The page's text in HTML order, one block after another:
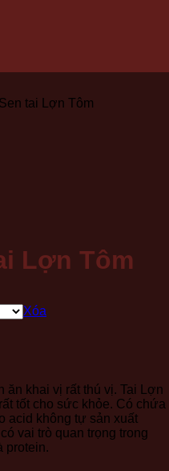
tai Lợn Tôm
Lợn Tôm
Xóa
ăn khai vị rất thú vị. Tai Lợn
tốt cho sức khỏe. Có chứa
acid không tự sản xuất
vai trò quan trọng trong
protein.